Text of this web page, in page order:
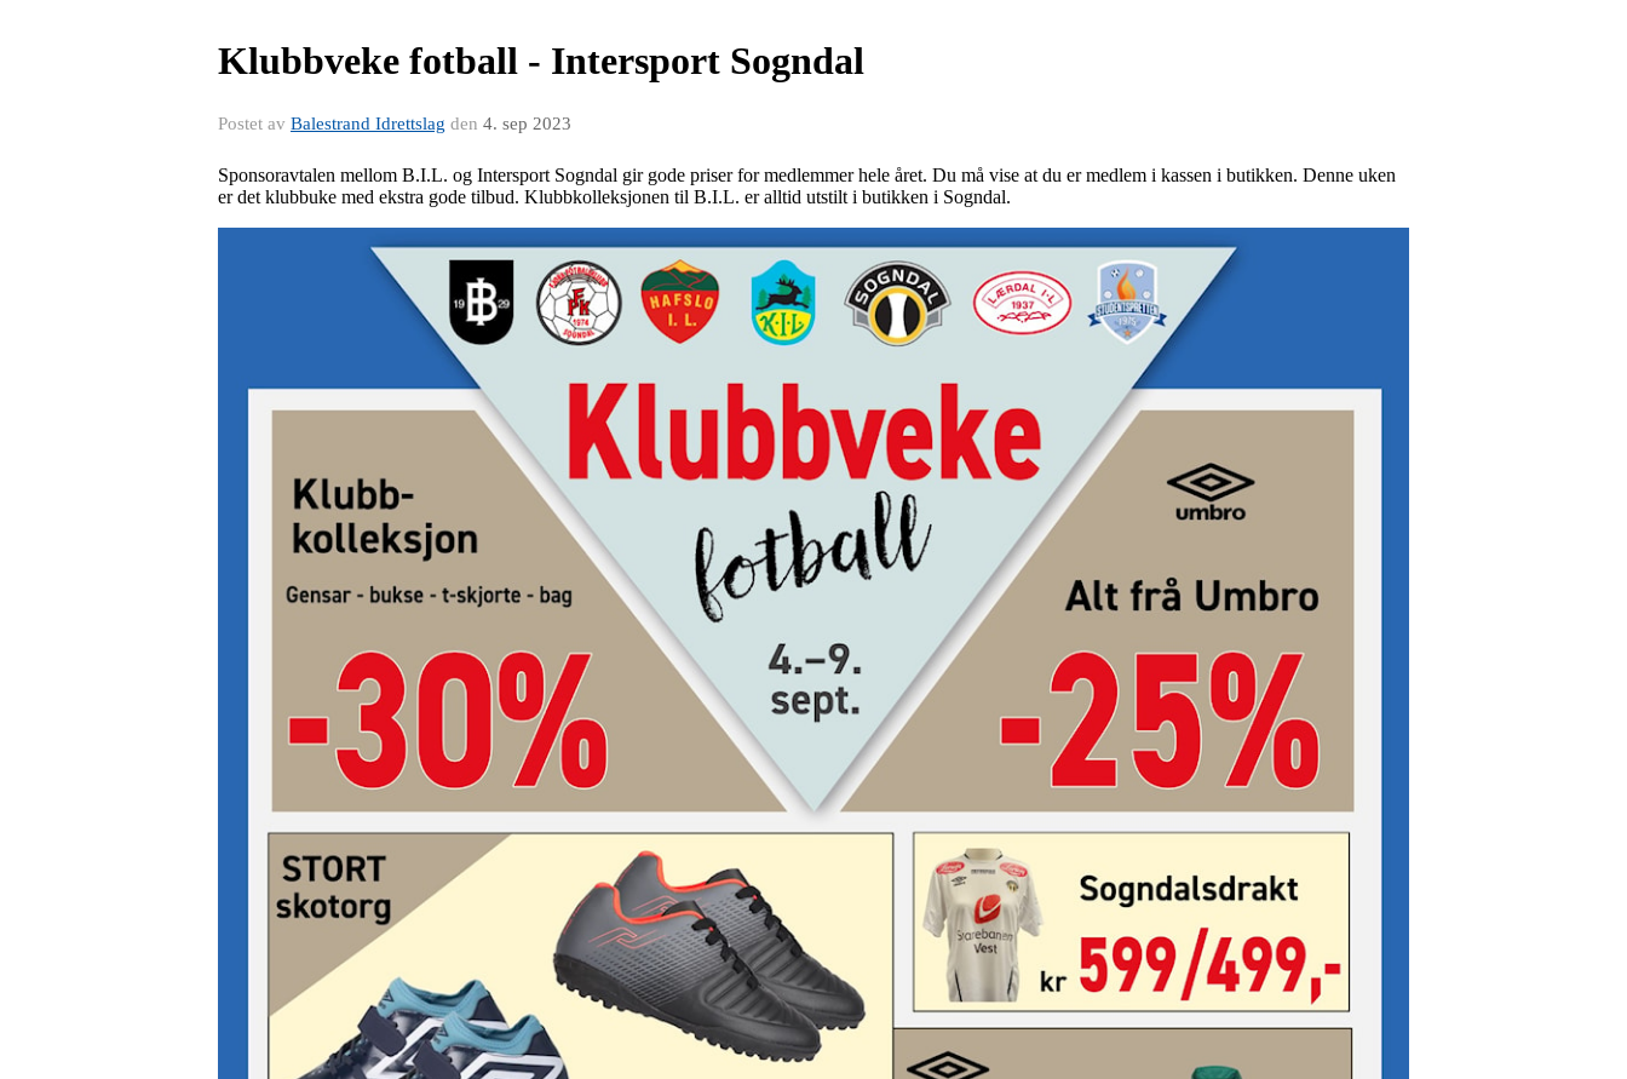
Klubbveke fotball - Intersport Sogndal
Postet av Balestrand Idrettslag den 4. sep 2023
Sponsoravtalen mellom B.I.L. og Intersport Sogndal gir gode priser for medlemmer hele året. Du må vise at du er medlem i kassen i butikken. Denne uken
er det klubbuke med ekstra gode tilbud. Klubbkolleksjonen til B.I.L. er alltid utstilt i butikken i Sogndal.